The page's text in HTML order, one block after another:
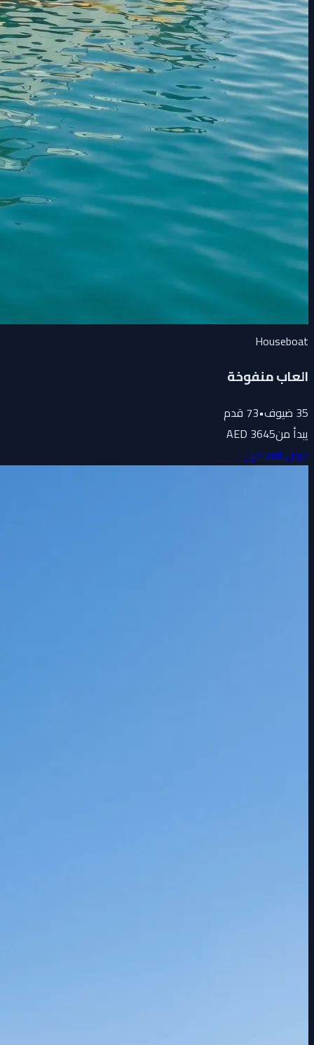
Houseboat
العاب منفوخة
35ضيوف•
73 قدم
يبدأ من3645 AED
عرض التفاصيل